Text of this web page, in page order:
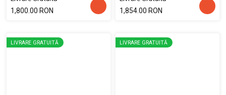
1,800.00 RON
1,854.00 RON
LIVRARE GRATUITĂ LIVRARE GRATUITĂ